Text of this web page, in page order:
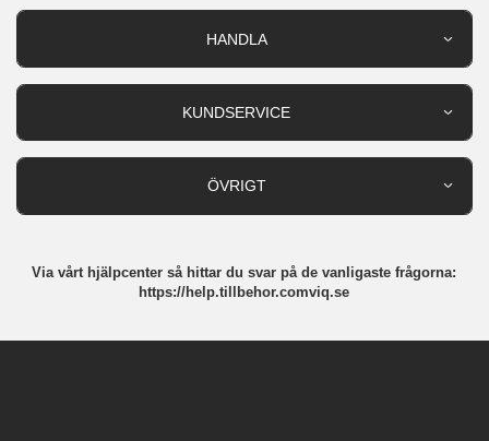
HANDLA
KUNDSERVICE
ÖVRIGT
Integritetspolicy
Via vårt hjälpcenter så hittar du svar på de vanligaste frågorna:
https://help.tillbehor.comviq.se